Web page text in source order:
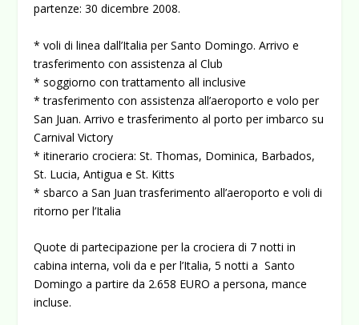
partenze: 30 dicembre 2008.
* voli di linea dall’Italia per Santo Domingo. Arrivo e
trasferimento con assistenza al Club
* soggiorno con trattamento all inclusive
* trasferimento con assistenza all’aeroporto e volo per
San Juan. Arrivo e trasferimento al porto per imbarco su
Carnival Victory
* itinerario crociera: St. Thomas, Dominica, Barbados,
St. Lucia, Antigua e St. Kitts
* sbarco a San Juan trasferimento all’aeroporto e voli di
ritorno per l’Italia
Quote di partecipazione per la crociera di 7 notti in
cabina interna, voli da e per l’Italia, 5 notti a Santo
Domingo a partire da 2.658 EURO a persona, mance
incluse.